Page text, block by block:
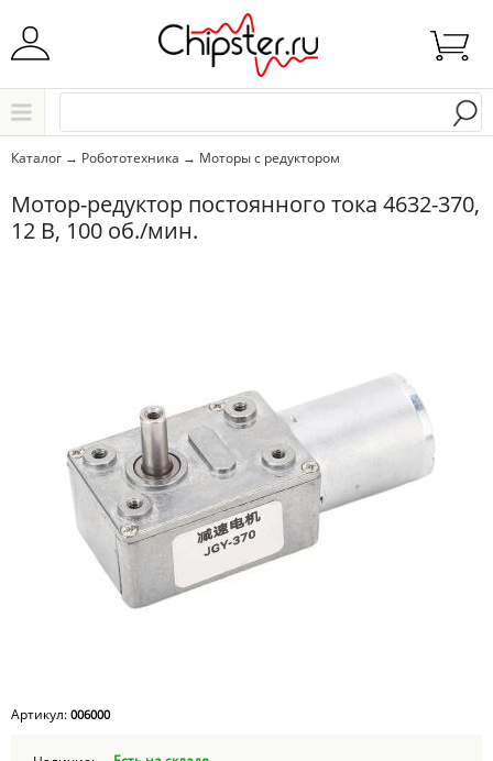
Начните водить название города..
Каталог → Робототехника → Моторы с редуктором
Мотор-редуктор постоянного тока 4632-370,
12 В, 100 об./мин.
Артикул: 006000